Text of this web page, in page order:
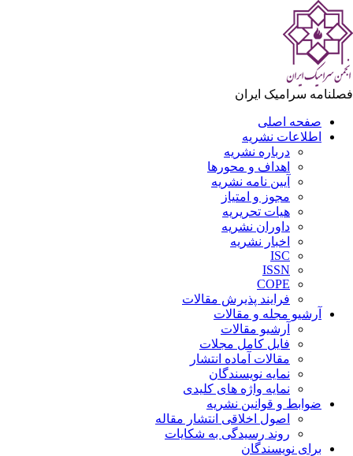
سرامیک ایران
صفحه اصلی
اطلاعات نشریه
درباره نشریه
اهداف و محورها
آیین نامه نشریه
مجوز و امتیاز
هیات تحریریه
داوران نشریه
اخبار نشریه
ISC
ISSN
COPE
فرایند پذیرش مقالات
آرشیو مجله و مقالات
آرشیو مقالات
فایل کامل مجلات
مقالات آماده انتشار
نمایه نویسندگان
نمایه واژه های کلیدی
ضوابط و قوانین نشریه
اصول اخلاقی انتشار مقاله
روند رسیدگی به شکایات
برای نویسندگان